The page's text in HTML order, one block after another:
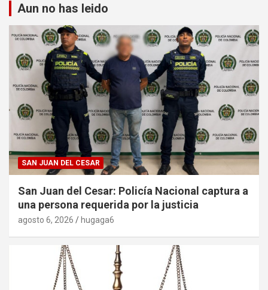
Aun no has leido
SAN JUAN DEL CESAR
San Juan del Cesar: Policía Nacional captura a
una persona requerida por la justicia
agosto 6, 2026 hugaga6